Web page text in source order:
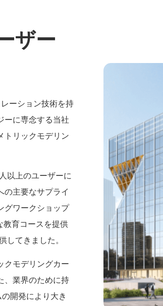
ザー
ーション技術を持
ーに専念する当社
トリックモデリン
以上のユーザーに
の主要なサプライ
グワークショップ
教育コースを提供
てきました。
クモデリングカー
、業界のために持
開発により大き